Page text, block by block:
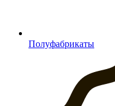
Полуфабрикаты